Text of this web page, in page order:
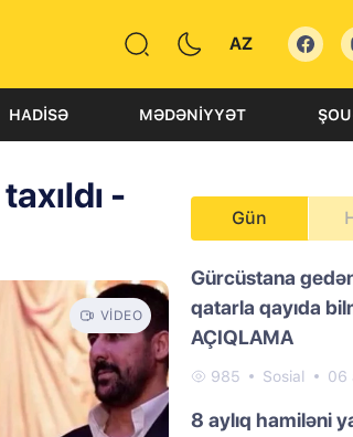
AZ
HADISƏ MƏDƏNIYYƏT
-
VIDEO
Gün
Gürcüstana
qatarla qayıda
AÇIQLAMA
985 Sosial 06
8 aylıq hamiləni